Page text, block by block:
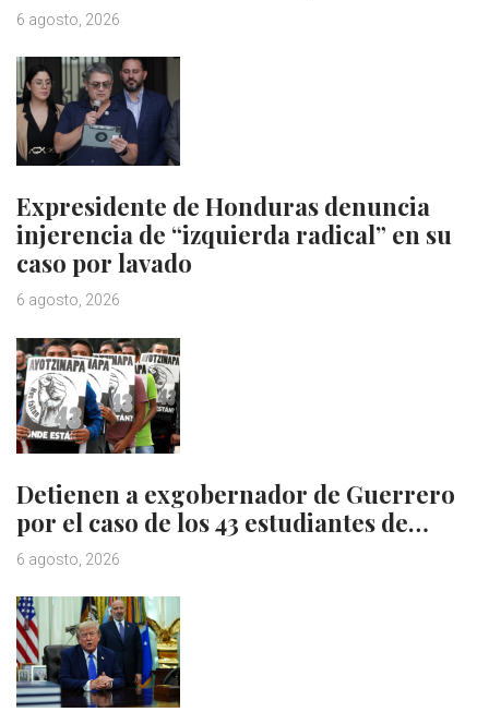
6 agosto, 2026
Expresidente de Honduras denuncia
injerencia de “izquierda radical” en su
caso por lavado
6 agosto, 2026
Detienen a exgobernador de Guerrero
por el caso de los 43 estudiantes de…
6 agosto, 2026